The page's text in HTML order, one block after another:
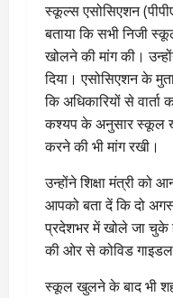
स्कूल्स एसोसिएशन
बताया कि सभी निजी
खोलने की मांग की।
दिया। एसोसिएशन के
कि अधिकारियों से वार्ता
कश्यप के अनुसार स्कूल
करने की भी मांग रखी।
उन्होंने शिक्षा मंत्री को
आपको बता दें कि दो
प्रदेशभर में खोले जा
की ओर से कोविड
स्कूल खुलने के बाद भी